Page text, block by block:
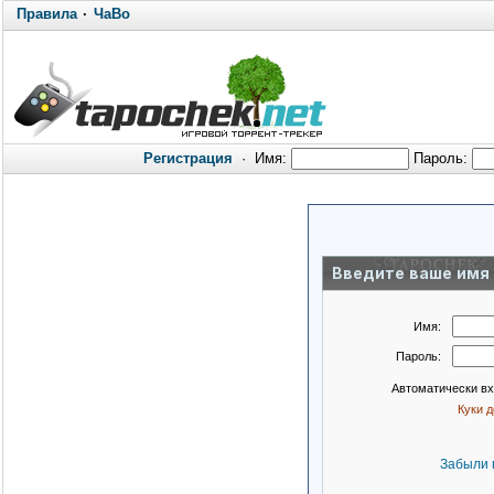
Правила· ЧаВо
Регистрация · Имя: Пароль:
Введите ваше имя
Имя:
Пароль:
Автоматически
Куки
Забыли